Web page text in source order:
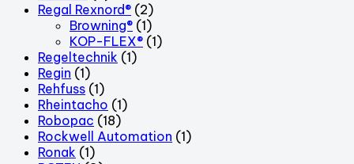
Regal Rexnord® (2)
Browning® (1)
KOP-FLEX® (1)
Regeltechnik (1)
Regin (1)
Rehfuss (1)
Rheintacho (1)
Robopac (18)
Rockwell Automation (1)
Ronak (1)